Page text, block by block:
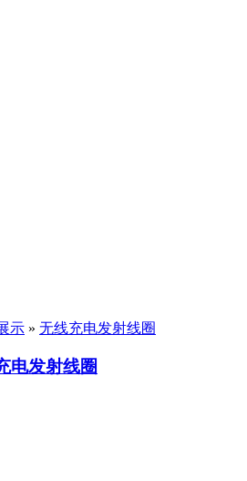
示 » 无线充电发射线圈
电发射线圈